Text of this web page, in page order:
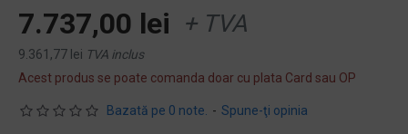
Bazată pe 0 note. - Spune-ţi opinia
7.737,00 lei + TVA
9.361,77 lei TVA inclus
Acest produs se poate comanda doar cu plata Card sau OP